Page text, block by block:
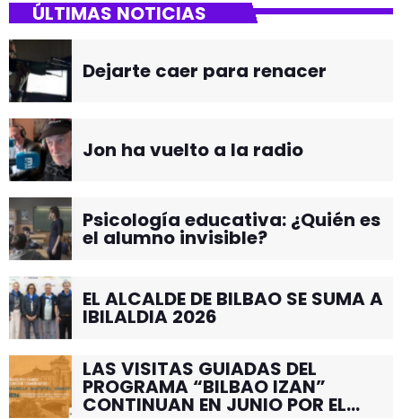
ÚLTIMAS NOTICIAS
Dejarte caer para renacer
Jon ha vuelto a la radio
Psicología educativa: ¿Quién es
el alumno invisible?
EL ALCALDE DE BILBAO SE SUMA A
IBILALDIA 2026
LAS VISITAS GUIADAS DEL
PROGRAMA “BILBAO IZAN”
CONTINUAN EN JUNIO POR EL